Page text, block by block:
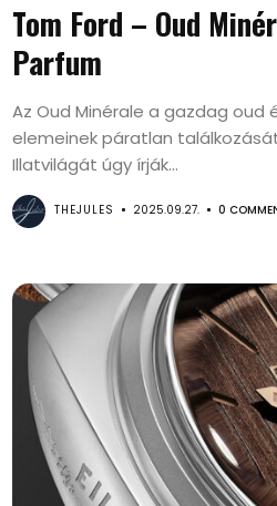
Tom Ford – Oud
Parfum
Az Oud Minérale a gazdag oud
elemeinek páratlan
Illatvilágát úgy írják...
THEJULES 2025.09.27. 0